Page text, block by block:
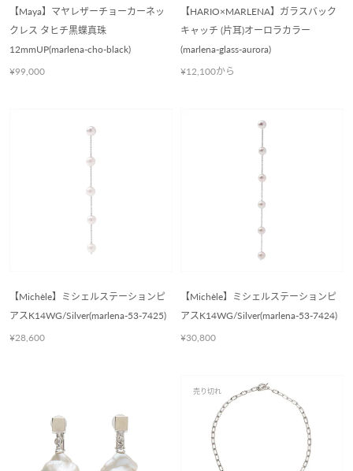
【Maya】マヤレザーチョーカーネッ
クレス タヒチ黒蝶真珠
12mmUP(marlena-cho-black)
¥99,000
【HARIO×MARLENA】ガラスバック
キャッチ (片耳)オーロラカラー
(marlena-glass-aurora)
¥12,100から
【Michèle】ミシェルステーションピ
アスK14WG/Silver(marlena-53-7425)
¥28,600
【Michèle】ミシェルステーションピ
アスK14WG/Silver(marlena-53-7424)
¥30,800
売り切れ